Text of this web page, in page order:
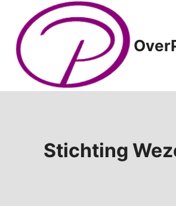
Doorgaan
inhoud
Stichting